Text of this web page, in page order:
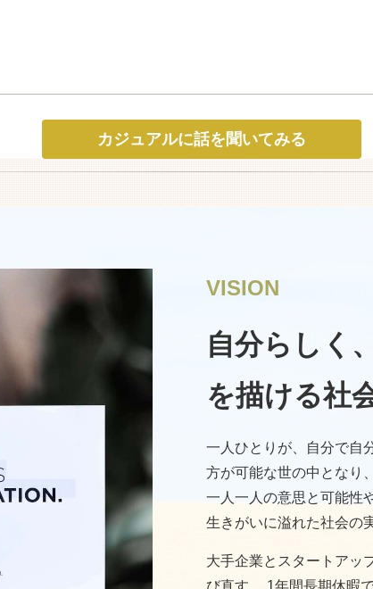
VISION
自分らしく
を描ける社
一人ひとりが、自分で自
方が可能な世の中となり、
一人一人の意思と可能性
生きがいに溢れた社会の
大手企業とスタートアッ